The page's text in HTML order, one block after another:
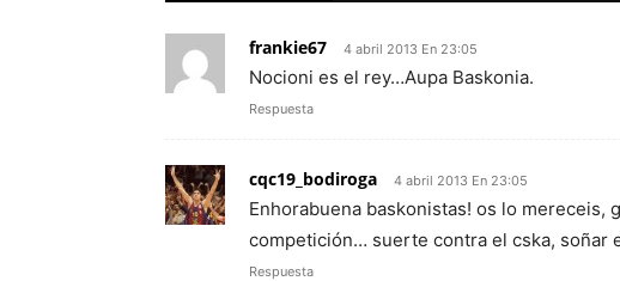
frankie67 4 abril 2013 En 23:05
Nocioni es el rey…Aupa Baskonia.
Respuesta
cqc19_bodiroga 4 abril 2013 En 23:05
Enhorabuena baskonistas! os lo mereceis,
competición… suerte contra el cska, soñar
Respuesta